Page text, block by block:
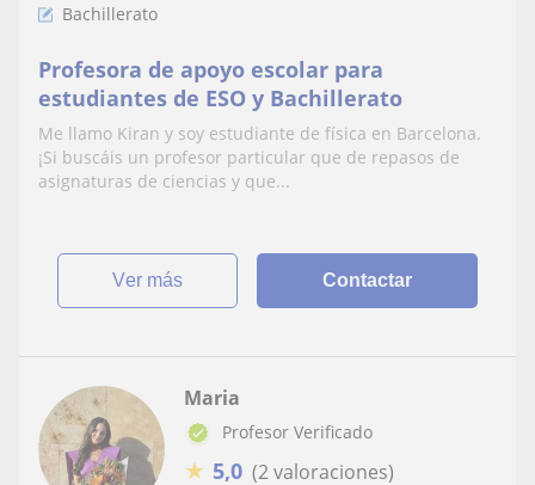
Bachillerato
Profesora de apoyo escolar para
estudiantes de ESO y Bachillerato
Me llamo Kiran y soy estudiante de física en Barcelona.
¡Si buscáis un profesor particular que de repasos de
asignaturas de ciencias y que...
ver más Contactar
Maria
Profesor Verificado
★ 5,0 (2 valoraciones)